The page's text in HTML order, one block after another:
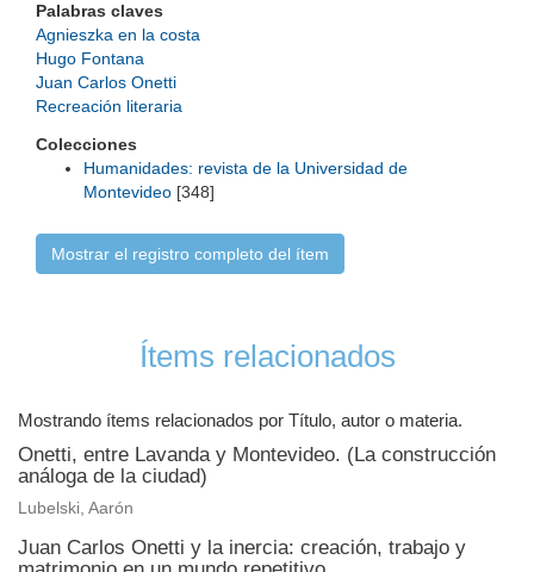
Palabras claves
Agnieszka en la costa
Hugo Fontana
Juan Carlos Onetti
Recreación literaria
Colecciones
Humanidades: revista de la Universidad de
Montevideo [348]
Mostrar el registro completo del ítem
Ítems relacionados
Mostrando ítems relacionados por Título, autor o materia.
Onetti, entre Lavanda y Montevideo. (La construcción
análoga de la ciudad)
Lubelski, Aarón
Juan Carlos Onetti y la inercia: creación, trabajo y